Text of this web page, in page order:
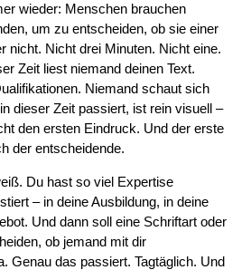
wieder: Menschen brauchen
um zu entscheiden, ob sie einer
nicht. Nicht drei Minuten. Nicht eine.
Zeit liest niemand deinen Text.
Niemand schaut sich
dieser Zeit passiert, ist rein visuell –
den ersten Eindruck. Und der erste
der entscheidende.
Du hast so viel Expertise
– in deine Ausbildung, in deine
Und dann soll eine Schriftart oder
ob jemand mit dir
Genau das passiert. Tagtäglich. Und